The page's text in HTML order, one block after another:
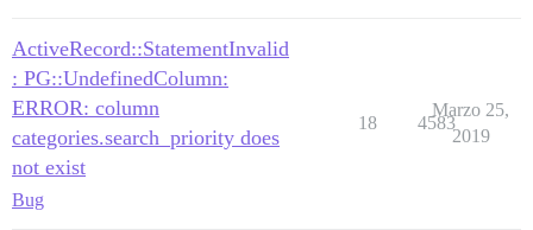
ActiveRecord::StatementInvalid
: PG::UndefinedColumn:
ERROR: column
categories.search_priority does
not exist
Bug
18 4583
Marzo 25,
2019